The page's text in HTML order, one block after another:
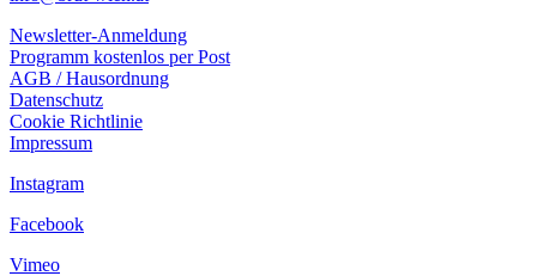
Newsletter-Anmeldung
Programm kostenlos per Post
AGB / Hausordnung
Datenschutz
Cookie Richtlinie
Impressum
Instagram
Facebook
Vimeo